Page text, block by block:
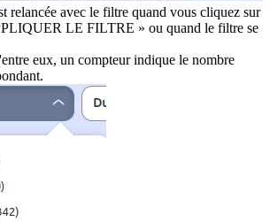
relancée avec le filtre quand vous cliquez sur
LE FILTRE » ou quand le filtre se
eux, un compteur indique le nombre